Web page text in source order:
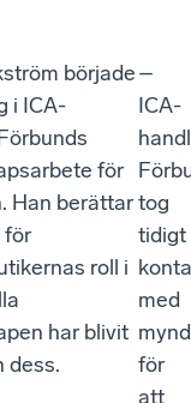
började
i ICA-
för
Han berättar
för
roll i
har blivit
dess.
–
ICA-
tog
tidigt
med
för
att